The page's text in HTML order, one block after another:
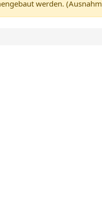
werden.